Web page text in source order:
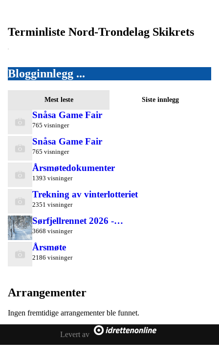
Terminliste Nord-Trondelag Skikrets
Blogginnlegg ...
Mest leste Siste innlegg
Snåsa Game Fair
765 visninger
Snåsa Game Fair
765 visninger
Årsmøtedokumenter
1393 visninger
Trekning av vinterlotteriet
2351 visninger
Sørfjellrennet 2026 -…
3668 visninger
Årsmøte
2186 visninger
Arrangementer
Ingen fremtidige arrangementer ble funnet.
Levert av